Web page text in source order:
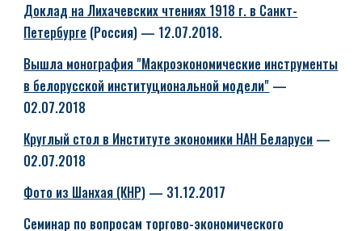
Доклад на Лихачевских чтениях 1918 г. в Санкт-
Петербурге (Россия) — 12.07.2018.
Вышла монография "Макроэкономические инструменты
в белорусской институциональной модели" —
02.07.2018
Круглый стол в Институте экономики НАН Беларуси —
02.07.2018
Фото из Шанхая (КНР) — 31.12.2017
Семинар по вопросам торгово-экономического